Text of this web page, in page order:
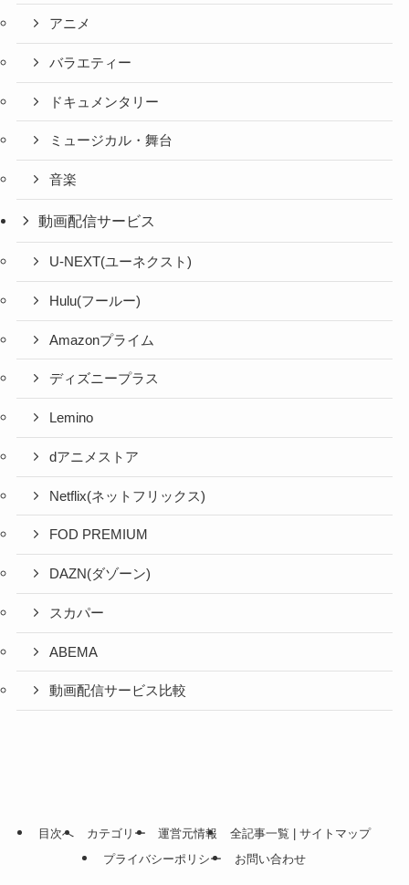
アニメ
バラエティー
ドキュメンタリー
ミュージカル・舞台
音楽
動画配信サービス
U-NEXT(ユーネクスト)
Hulu(フールー)
Amazonプライム
ディズニープラス
Lemino
dアニメストア
Netflix(ネットフリックス)
FOD PREMIUM
DAZN(ダゾーン)
スカパー
ABEMA
動画配信サービス比較
目次へ カテゴリー 運営元情報
全記事一覧 | サイトマップ
プライバシーポリシー
お問い合わせ